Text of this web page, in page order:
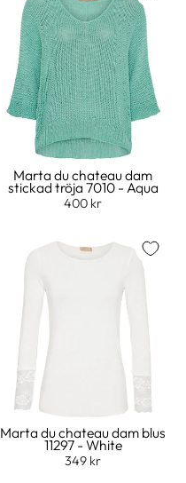
Marta du chateau dam
stickad tröja 7010 - Aqua
400 kr
Marta du chateau dam blus
11297 - White
349 kr